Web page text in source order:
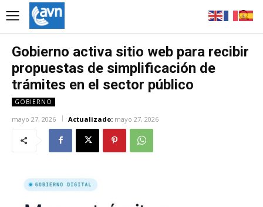
Gobierno activa sitio web para recibir
propuestas de simplificación de
trámites en el sector público
GOBIERNO
mayo 27, 2026 Actualizado: mayo 27, 2026